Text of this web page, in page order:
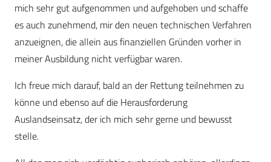
mich sehr gut aufgenommen und aufgehoben und schaffe
es auch zunehmend, mir den neuen technischen Verfahren
anzueignen, die allein aus finanziellen Gründen vorher in
meiner Ausbildung nicht verfügbar waren.
Ich freue mich darauf, bald an der Rettung teilnehmen zu
könne und ebenso auf die Herausforderung
Auslandseinsatz, der ich mich sehr gerne und bewusst
stelle.